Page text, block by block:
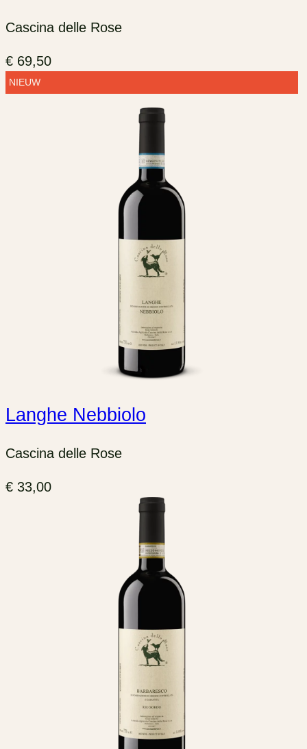
Cascina delle Rose
€ 69,50
NIEUW
Langhe Nebbiolo
Cascina delle Rose
€ 33,00